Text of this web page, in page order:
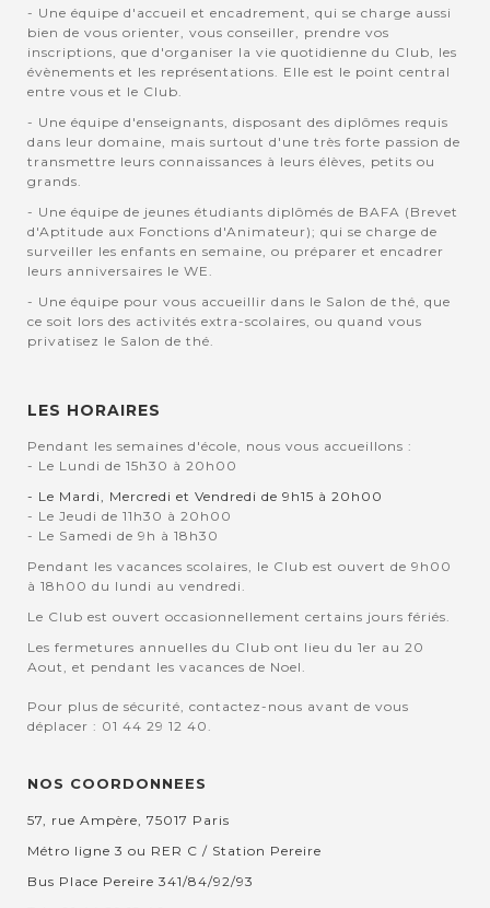
- Une équipe d'accueil et encadrement, qui se charge aussi
bien de vous orienter, vous conseiller, prendre vos
inscriptions, que d'organiser la vie quotidienne du Club, les
évènements et les représentations. Elle est le point central
entre vous et le Club.
- Une équipe d'enseignants, disposant des diplômes requis
dans leur domaine, mais surtout d'une très forte passion de
transmettre leurs connaissances à leurs élèves, petits ou
grands.
- Une équipe de jeunes étudiants diplômés de BAFA (Brevet
d'Aptitude aux Fonctions d'Animateur); qui se charge de
surveiller les enfants en semaine, ou préparer et encadrer
leurs anniversaires le WE.
- Une équipe pour vous accueillir dans le Salon de thé, que
ce soit lors des activités extra-scolaires, ou quand vous
privatisez le Salon de thé.
LES HORAIRES
Pendant les semaines d'école, nous vous accueillons :
- Le Lundi de 15h30 à 20h00
- Le Mardi, Mercredi et Vendredi de 9h15 à 20h00
- Le Jeudi de 11h30 à 20h00
- Le Samedi de 9h à 18h30
Pendant les vacances scolaires, le Club est ouvert de 9h00
à 18h00 du lundi au vendredi.
Le Club est ouvert occasionnellement certains jours fériés.
Les fermetures annuelles du Club ont lieu du 1er au 20
Aout, et pendant les vacances de Noel.
Pour plus de sécurité, contactez-nous avant de vous
déplacer : 01 44 29 12 40.
NOS COORDONNEES
57, rue Ampère, 75017 Paris
Métro ligne 3 ou RER C / Station Pereire
Bus Place Pereire 341/84/92/93